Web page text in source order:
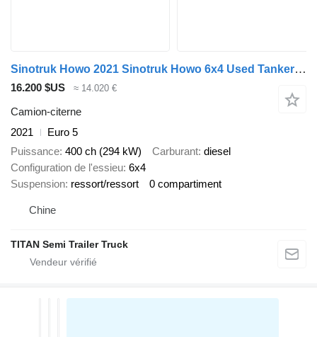
Sinotruk Howo 2021 Sinotruk Howo 6x4 Used Tanker Truck
16.200 $US ≈ 14.020 €
Camion-citerne
2021
Euro 5
Puissance 400 ch (294 kW) Carburant diesel
Configuration de l'essieu 6x4
Suspension ressort/ressort 0 compartiment
Chine
TITAN Semi Trailer Truck